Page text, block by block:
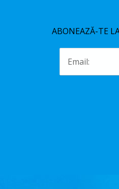
ABONEAZĂ-TE